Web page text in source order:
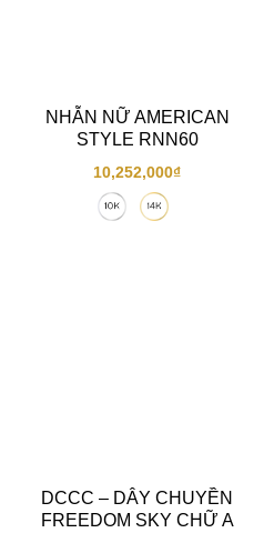
NHẪN NỮ AMERICAN
STYLE RNN60
10,252,000₫
DCCC – DÂY CHUYỀN
FREEDOM SKY CHỮ A